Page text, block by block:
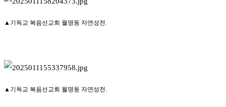
▲기독교 복음선교회 월명동 자연성전.
▲기독교 복음선교회 월명동 자연성전.